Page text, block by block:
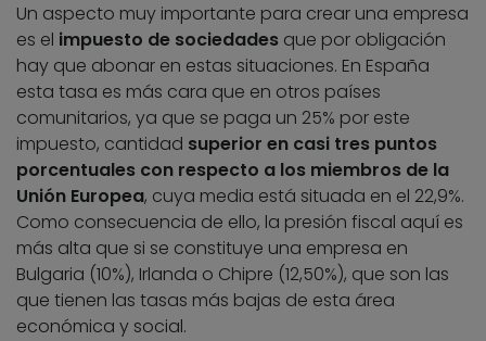
Un aspecto muy importante para crear una empresa
es el impuesto de sociedades que por obligación
hay que abonar en estas situaciones. En España
esta tasa es más cara que en otros países
comunitarios, ya que se paga un 25% por este
impuesto, cantidad superior en casi tres puntos
porcentuales con respecto a los miembros de la
Unión Europea, cuya media está situada en el 22,9%.
Como consecuencia de ello, la presión fiscal aquí es
más alta que si se constituye una empresa en
Bulgaria (10%), Irlanda o Chipre (12,50%), que son las
que tienen las tasas más bajas de esta área
económica y social.